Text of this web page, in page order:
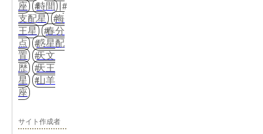
座
時間
支配星
海
王星
春分
点
惑星配
置
天文
歴
天王
星
山羊
座
サイト作成者